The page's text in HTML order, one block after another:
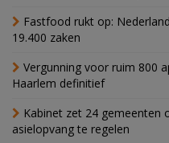
Fastfood rukt op:
19.400 zaken
Vergunning voor ruim 800
Haarlem definitief
Kabinet zet 24 gemeenten
asielopvang te regelen